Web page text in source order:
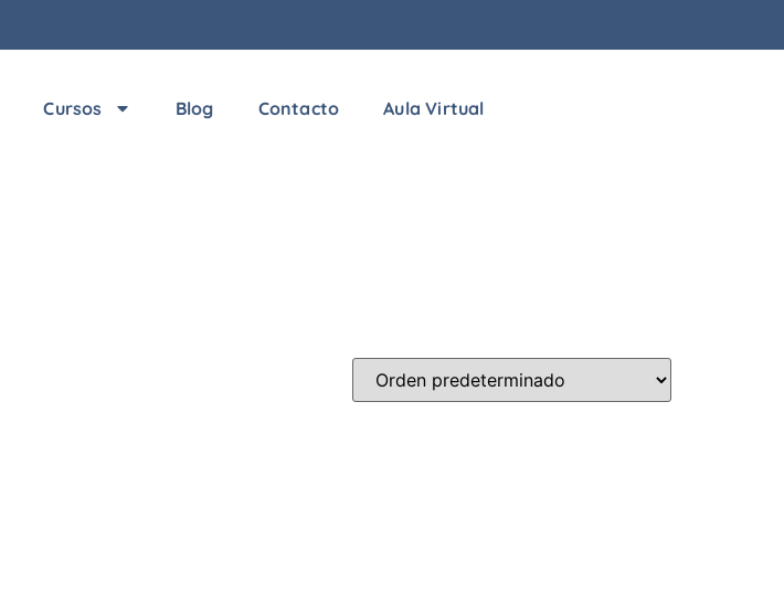
Cursos Blog Contacto Aula Virtual